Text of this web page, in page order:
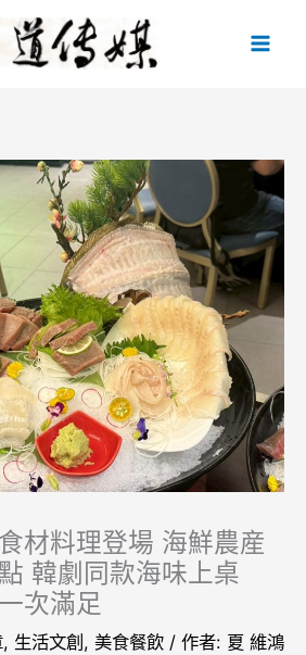
材料理登場 海鮮農産
韓劇同款海味上桌
次滿足
, 生活文創 , 美食餐飲 / 作者: 夏 維鴻